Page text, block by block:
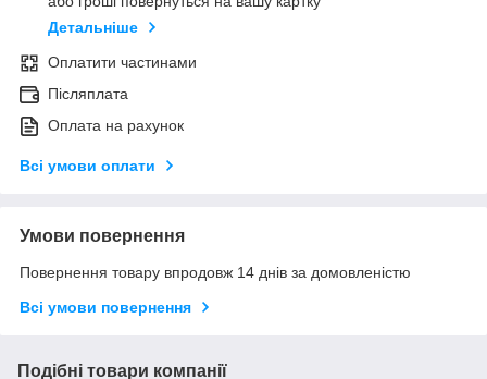
Детальніше
Оплатити частинами
Післяплата
Оплата на рахунок
Всі умови оплати
Умови повернення
Повернення товару впродовж 14 днів за домовленістю
Всі умови повернення
Подібні товари компанії